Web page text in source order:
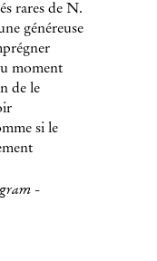
rares de N.
généreuse
moment
de le
si le
-